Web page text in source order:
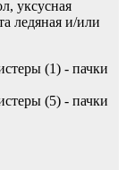
уксусная
ледяная и/или
(1) - пачки
(5) - пачки